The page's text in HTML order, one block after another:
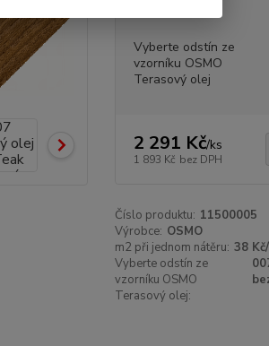
Vyberte odstín ze
vzorníku OSMO
Terasový olej
2 291 Kč/ks
1 893 Kč bez DPH
Číslo produktu: 11500005
Výrobce: OSMO
m2 při jednom nátěru: 38
Vyberte odstín ze
vzorníku OSMO
Terasový olej: